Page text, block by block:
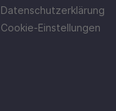
Datenschutzerklärung
Cookie-Einstellungen